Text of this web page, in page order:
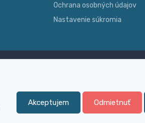
Ochrana osobných údajov
Nastavenie súkromia
Široký sortiment, z
pomôžeme vybrať
Akceptujem Odmietnuť